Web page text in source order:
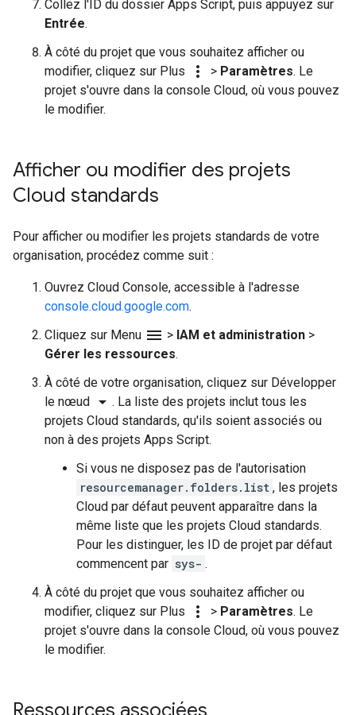
Collez l'ID du dossier Apps Script, puis appuyez sur
Entrée.
À côté du projet que vous souhaitez afficher ou
modifier, cliquez sur Plus
more_vert > Paramètres. Le
projet s'ouvre dans la console Cloud, où vous pouvez
le modifier.
Afficher ou modifier des projets
Cloud standards
Pour afficher ou modifier les projets standards de votre
organisation, procédez comme suit :
Ouvrez Cloud Console, accessible à l'adresse
console.cloud.google.com.
Cliquez sur Menu menu > IAM et administration >
Gérer les ressources.
À côté de votre organisation, cliquez sur Développer
le nœud arrow_drop_down . La liste des projets inclut tous les
projets Cloud standards, qu'ils soient associés ou
non à des projets Apps Script.
Si vous ne disposez pas de l'autorisation
resourcemanager.folders.list , les projets
Cloud par défaut peuvent apparaître dans la
même liste que les projets Cloud standards.
Pour les distinguer, les ID de projet par défaut
commencent par sys- .
À côté du projet que vous souhaitez afficher ou
modifier, cliquez sur Plus
more_vert > Paramètres. Le
projet s'ouvre dans la console Cloud, où vous pouvez
le modifier.
Ressources associées